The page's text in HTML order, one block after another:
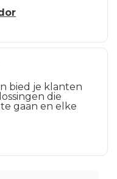
bied je klanten
die
gaan en elke